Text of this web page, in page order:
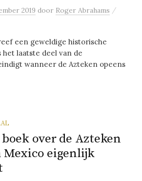
2019 door Roger Abrahams /
een geweldige historische
het laatste deel van de
wanneer de Azteken opeens
over de Azteken
Mexico eigenlijk